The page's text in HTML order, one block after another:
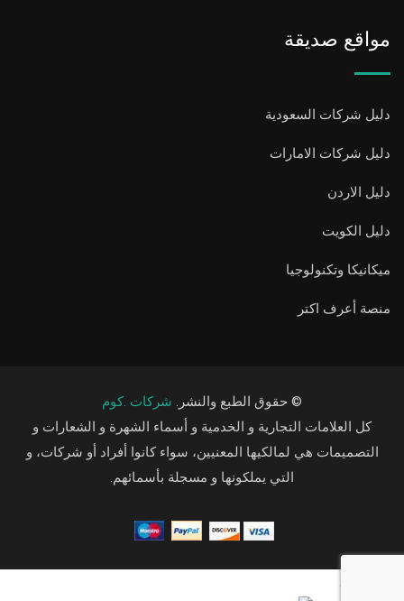
مواقع صديقة
دليل شركات السعودية
دليل شركات الامارات
دليل الاردن
دليل الكويت
ميكانيكا وتكنولوجيا
منصة أعرف اكتر
© حقوق الطبع والنشر. شركات .كوم
كل العلامات التجارية و الخدمية و أسماء الشهرة و الشعارات و
التصميمات هي لمالكيها المعنيين، سواء كانوا أفراد أو شركات، و
التي يملكونها و مسجلة بأسمائهم.
Arabic